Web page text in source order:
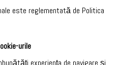
este reglementată de Politica
urile
experiența de navigare și